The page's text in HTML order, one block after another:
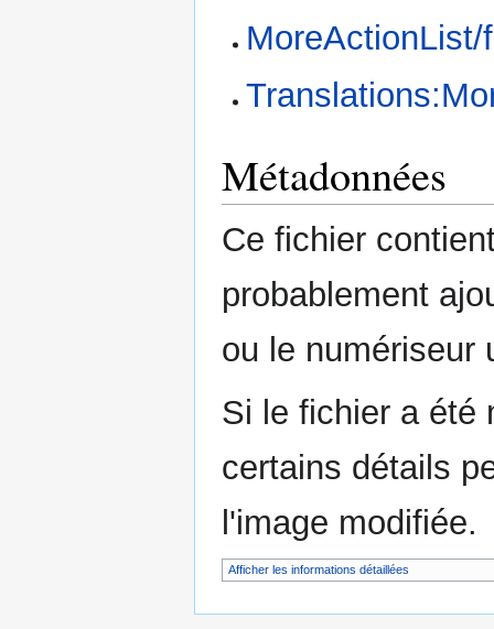
MoreActionList/
Métadonnées
Ce fichier
probablement
ou le numériseur
Si le fichier a été
certains détails
l'image modifiée.
Afficher les informations détaillées